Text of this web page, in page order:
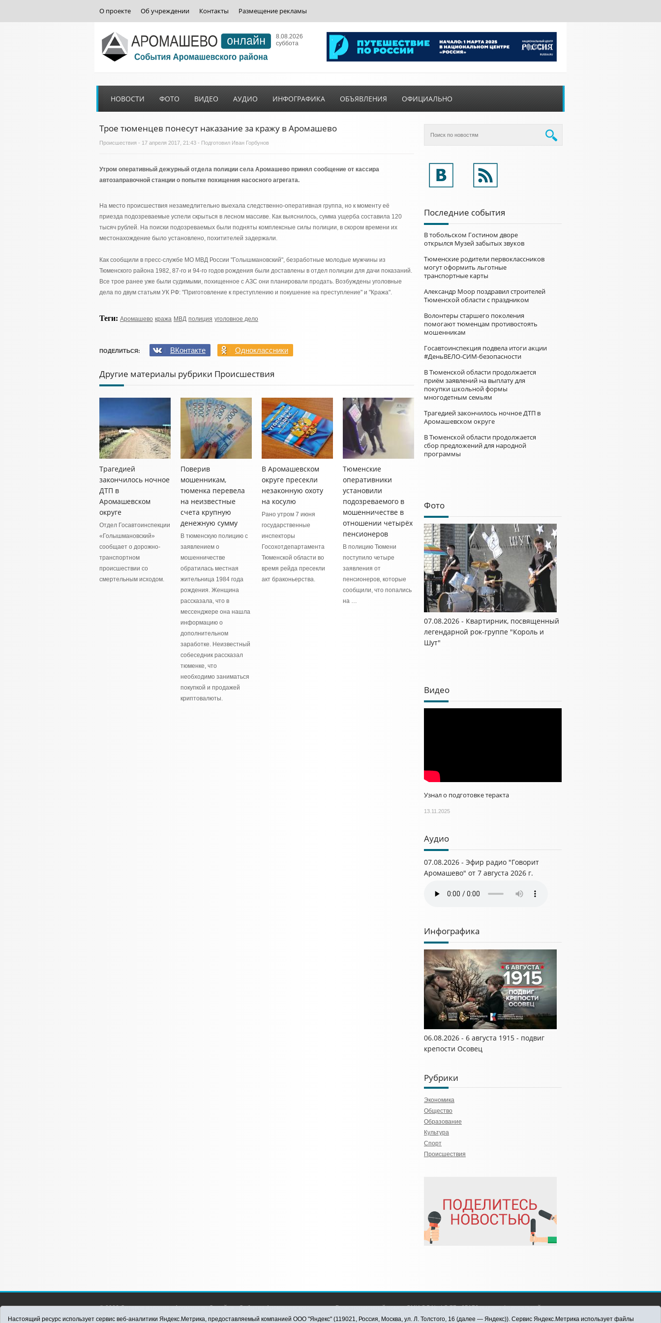
О проекте Об учреждении Контакты Размещение рекламы
8.08.2026
суббота
НОВОСТИ ФОТО ВИДЕО АУДИО ИНФОГРАФИКА ОБЪЯВЛЕНИЯ ОФИЦИАЛЬНО
Трое тюменцев понесут наказание за кражу в Аромашево
Происшествия - 17 апреля 2017, 21:43 - Подготовил Иван Горбунов
Утром оперативный дежурный отдела полиции села Аромашево принял сообщение от кассира
автозаправочной станции о попытке похищения насосного агрегата.
На место происшествия незамедлительно выехала следственно-оперативная группа, но к моменту её
приезда подозреваемые успели скрыться в лесном массиве. Как выяснилось, сумма ущерба составила 120
тысяч рублей. На поиски подозреваемых были подняты комплексные силы полиции, в скором времени их
местонахождение было установлено, похитителей задержали.
Как сообщили в пресс-службе МО МВД России "Голышмановский", безработные молодые мужчины из
Тюменского района 1982, 87-го и 94-го годов рождения были доставлены в отдел полиции для дачи показаний.
Все трое ранее уже были судимыми, похищенное с АЗС они планировали продать. Возбуждены уголовные
дела по двум статьям УК РФ: "Приготовление к преступлению и покушение на преступление" и "Кража".
Теги: Аромашево кража МВД полиция уголовное дело
ПОДЕЛИТЬСЯ: ВКонтакте Одноклассники
Другие материалы рубрики Происшествия
Трагедией
закончилось ночное
ДТП в
Аромашевском
округе
Отдел Госавтоинспекции
«Голышмановский»
сообщает о дорожно-
транспортном
происшествии со
смертельным исходом.
Поверив
мошенникам,
тюменка перевела
на неизвестные
счета крупную
денежную сумму
В тюменскую полицию с
заявлением о
мошенничестве
обратилась местная
жительница 1984 года
рождения. Женщина
рассказала, что в
мессенджере она нашла
информацию о
дополнительном
заработке. Неизвестный
собеседник рассказал
тюменке, что
необходимо заниматься
покупкой и продажей
криптовалюты.
В Аромашевском
округе пресекли
незаконную охоту
на косулю
Рано утром 7 июня
государственные
инспекторы
Госохотдепартамента
Тюменской области во
время рейда пресекли
акт браконьерства.
Тюменские
оперативники
установили
подозреваемого в
мошенничестве в
отношении четырёх
пенсионеров
В полицию Тюмени
поступило четыре
заявления от
пенсионеров, которые
сообщили, что попались
на …
Последние события
В тобольском Гостином дворе
открылся Музей забытых звуков
Тюменские родители первоклассников
могут оформить льготные
транспортные карты
Александр Моор поздравил строителей
Тюменской области с праздником
Волонтеры старшего поколения
помогают тюменцам противостоять
мошенникам
Госавтоинспекция подвела итоги акции
#ДеньВЕЛО-СИМ-безопасности
В Тюменской области продолжается
приём заявлений на выплату для
покупки школьной формы
многодетным семьям
Трагедией закончилось ночное ДТП в
Аромашевском округе
В Тюменской области продолжается
сбор предложений для народной
программы
Фото
07.08.2026 - Квартирник, посвященный
легендарной рок-группе "Король и
Шут"
Видео
Узнал о подготовке теракта
13.11.2025
Аудио
07.08.2026 - Эфир радио "Говорит
Аромашево" от 7 августа 2026 г.
Инфографика
06.08.2026 - 6 августа 1915 - подвиг
крепости Осовец
Рубрики
Экономика
Общество
Образование
Культура
Спорт
Происшествия
© 2026 Сетевое издание «Аромашево Онлайн» - События Аромашевского
района. Для детей старше 16 лет. Все права защищены © При использовании
Регистрационный номер СМИ ЭЛ № ФС 77 - 65176 выдано Федеральной
службой по надзору в сфере связи, информационных технологий и массовых
Настоящий ресурс использует сервис веб-аналитики Яндекс.Метрика, предоставляемый компанией ООО "Яндекс" (119021, Россия, Москва, ул. Л. Толстого, 16 (далее — Яндекс)). Сервис Яндекс.Метрика использует файлы